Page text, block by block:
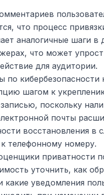
что процесс
аналогичные шаги в
что может
для аудитории.
по кибербезопасности
шагом к
поскольку
почты
восстановления в
телефонному номеру.
приватности
уточнить, как
какие уведомления